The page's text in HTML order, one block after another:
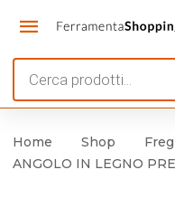
search
Home Shop
ANGOLO IN LEGNO